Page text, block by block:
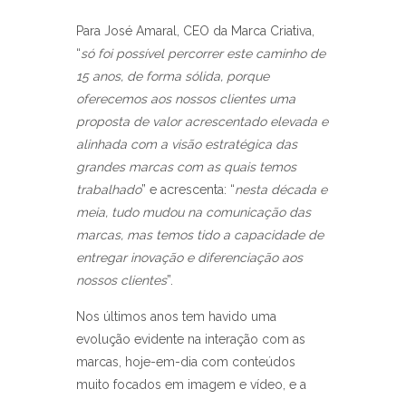
Para José Amaral, CEO da Marca Criativa,
“só foi possível percorrer este caminho de
15 anos, de forma sólida, porque
oferecemos aos nossos clientes uma
proposta de valor acrescentado elevada e
alinhada com a visão estratégica das
grandes marcas com as quais temos
trabalhado” e acrescenta: “nesta década e
meia, tudo mudou na comunicação das
marcas, mas temos tido a capacidade de
entregar inovação e diferenciação aos
nossos clientes”.
Nos últimos anos tem havido uma
evolução evidente na interação com as
marcas, hoje-em-dia com conteúdos
muito focados em imagem e vídeo, e a